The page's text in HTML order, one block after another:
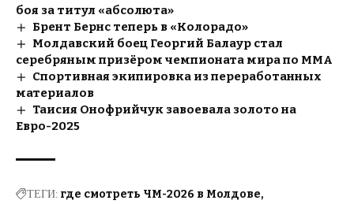
боя за титул «абсолюта»
Брент Бернс теперь в «Колорадо»
Молдавский боец Георгий Балаур стал
серебряным призёром чемпионата мира по ММА
Спортивная экипировка из переработанных
материалов
Таисия Онофрийчук завоевала золото на
Евро-2025
ТЕГИ: где смотреть ЧМ-2026 в Молдове